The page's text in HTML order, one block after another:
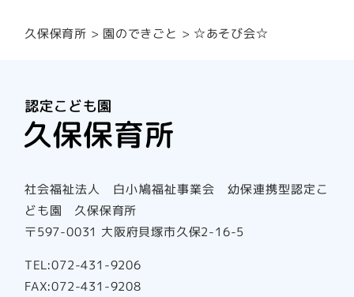
久保保育所 園のできごと ☆あそび会☆
社会福祉法人 白小鳩福祉事業会 幼保連携型認定こ
ども園 久保保育所
〒597-0031 大阪府貝塚市久保2-16-5
TEL:072-431-9206
FAX:072-431-9208